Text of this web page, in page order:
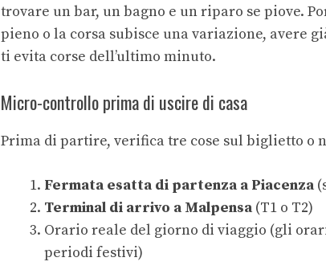
trovare un bar, un bagno e un riparo se piove.
pieno o la corsa subisce una variazione, avere
ti evita corse dell’ultimo minuto.
Micro-controllo prima di uscire di casa
Prima di partire, verifica tre cose sul biglietto o
Fermata esatta di partenza a Piacenza
Terminal di arrivo a Malpensa (T1 o T2)
Orario reale del giorno di viaggio (gli
periodi festivi)